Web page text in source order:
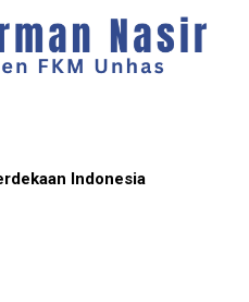
Indonesia